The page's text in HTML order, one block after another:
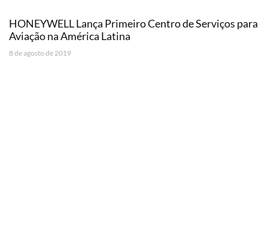
HONEYWELL Lança Primeiro Centro de Serviços para
Aviação na América Latina
8 de agosto de 2019